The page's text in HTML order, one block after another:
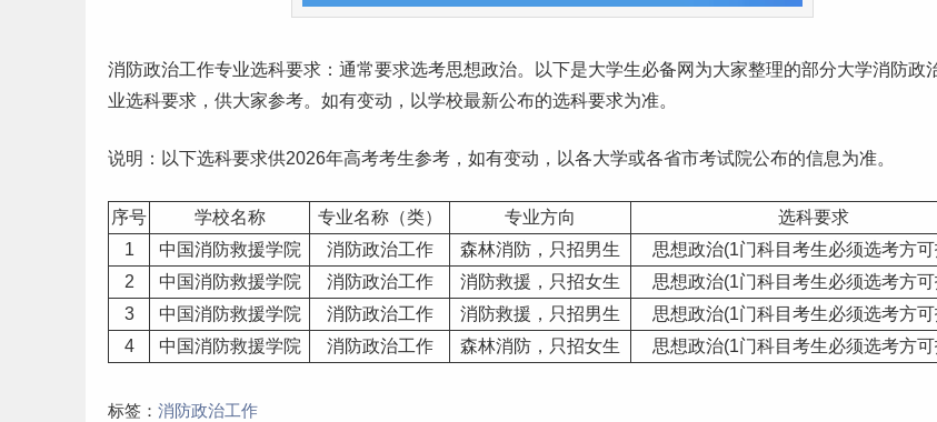
消防政治工作专业选科要求：通常要求选考思想政治。以下是大学生必备网为大家整理的部分大学消防政
业选科要求，供大家参考。如有变动，以学校最新公布的选科要求为准。
说明：以下选科要求供2026年高考考生参考，如有变动，以各大学或各省市考试院公布的信息为准。
序号 学校名称 专业名称（类） 专业方向
选科要求
1
中国消防救援学院 消防政治工作 森林消防，只招男生
思想政治(1门科目考生必须选考方
2
中国消防救援学院 消防政治工作 消防救援，只招女生
思想政治(1门科目考生必须选考方
3
中国消防救援学院 消防政治工作 消防救援，只招男生
思想政治(1门科目考生必须选考方
4
中国消防救援学院 消防政治工作 森林消防，只招女生 思想政治(1门科目考生必须选考方
标签： 消防政治工作